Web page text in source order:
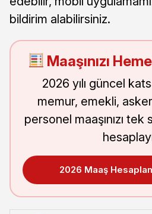
bildirim alabilirsiniz.
Maaşınızı
2026 yılı güncel
memur, emekli,
personel maaşınızı
2026 Maaş